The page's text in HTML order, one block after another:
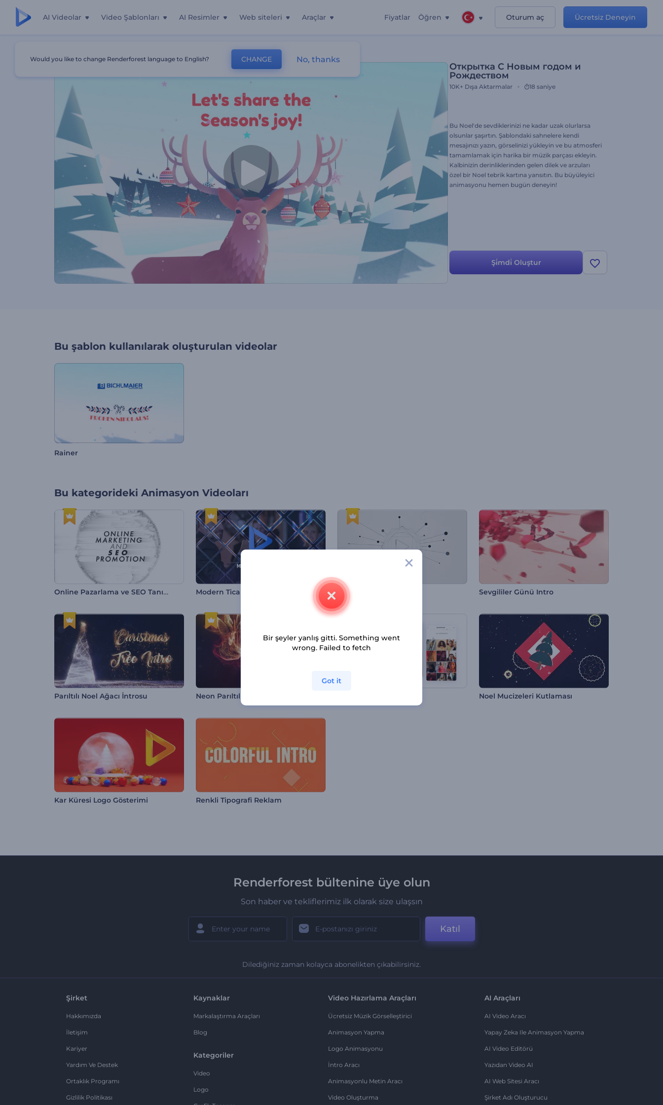
AI Videolar Video Şablonları AI Resimler Web siteleri Araçlar Fiyatlar Öğren Oturum aç Ücretsiz Deneyin
Открытка С Новым Годом И Рождеством
Открытка С Новым годом и
Рождеством
10K+ Dışa Aktarmalar 18 saniye
Bu Noel'de sevdiklerinizi ne kadar uzak olurlarsa
olsunlar şaşırtın. Şablondaki sahnelere kendi
mesajınızı yazın, görselinizi yükleyin ve bu atmosferi
tamamlamak için harika bir müzik parçası ekleyin.
Kalbinizin derinliklerinden gelen dilek ve arzuları
özel bir Noel tebrik kartına yansıtın. Bu büyüleyici
animasyonu hemen bugün deneyin!
Şi̇mdi̇ Oluştur
Bu şablon kullanılarak oluşturulan videolar
Rainer
Bu kategorideki Animasyon Videoları
Online Pazarlama ve SEO Tanıtımı Modern Ticari Sunum Şirket Hikaye Tanıtımı Sevgililer Günü Intro
Parıltılı Noel Ağacı İntrosu Neon Parıltılı Tipografi Noel Mucizeleri Kutlaması
Kar Küresi Logo Gösterimi Renkli Tipografi Reklam
Renderforest bültenine üye olun
Son haber ve tekliflerimiz ilk olarak size ulaşsın
Katıl
Dilediğiniz zaman kolayca abonelikten çıkabilirsiniz.
Şirket
Hakkımızda
İletişim
Kariyer
Yardım Ve Destek
Ortaklık Programı
Gizlilik Politikası
Kaynaklar
Markalaştırma Araçları
Blog
Kategoriler
Video
Logo
Video Hazırlama Araçları
Ücretsiz Müzik Görselleştirici
Animasyon Yapma
Logo Animasyonu
İntro Aracı
Animasyonlu Metin Aracı
Video Oluşturma
AI Araçları
AI Video Aracı
Yapay Zeka Ile Animasyon Yapma
AI Video Editörü
Yazıdan Video AI
AI Web Sitesi Aracı
Şirket Adı Oluşturucu
Would you like to change Renderforest language to English? CHANGE No, thanks
Bir şeyler yanlış gitti. Something went
wrong. Failed to fetch
Got it